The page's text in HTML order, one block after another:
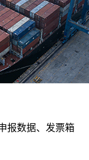
报数据、发票箱